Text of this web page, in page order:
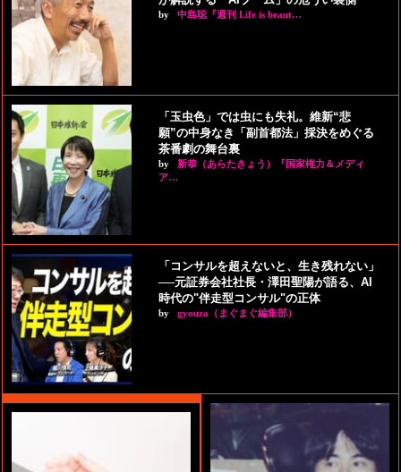
by 中島聡『週刊 Life is beaut…
「玉虫色」では虫にも失礼。維新“悲
願”の中身なき「副首都法」採決をめぐる
茶番劇の舞台裏
by
新恭（あらたきょう）『国家権力＆メディ
ア…
「コンサルを超えないと、生き残れない」
──元証券会社社長・澤田聖陽が語る、AI
時代の"伴走型コンサル"の正体
by gyouza（まぐまぐ編集部）